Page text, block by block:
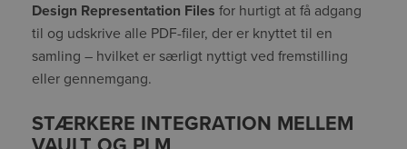
Design Representation Files for hurtigt at få adgang
til og udskrive alle PDF-filer, der er knyttet til en
samling – hvilket er særligt nyttigt ved fremstilling
eller gennemgang.
STÆRKERE INTEGRATION MELLEM